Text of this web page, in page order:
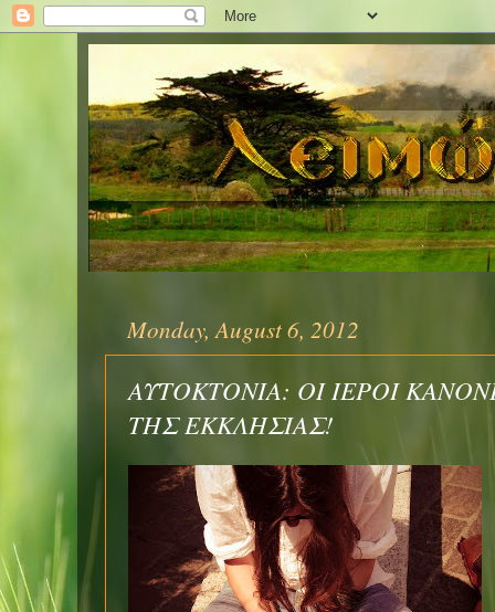
Monday, August 6, 2012
ΑΥΤΟΚΤΟΝΙΑ: ΟΙ ΙΕΡΟΙ
ΤΗΣ ΕΚΚΛΗΣΙΑΣ!